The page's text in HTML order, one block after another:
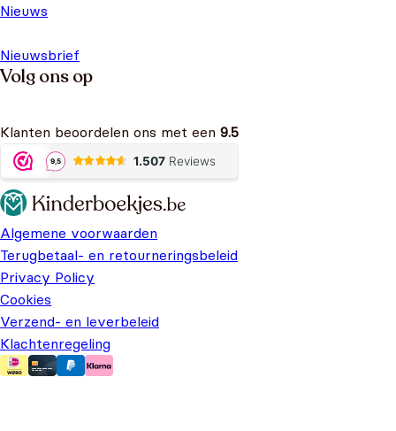
Nieuws
Nieuwsbrief
Volg ons op
Klanten beoordelen ons met een 9.5
Algemene voorwaarden
Terugbetaal- en retourneringsbeleid
Privacy Policy
Cookies
Verzend- en leverbeleid
Klachtenregeling